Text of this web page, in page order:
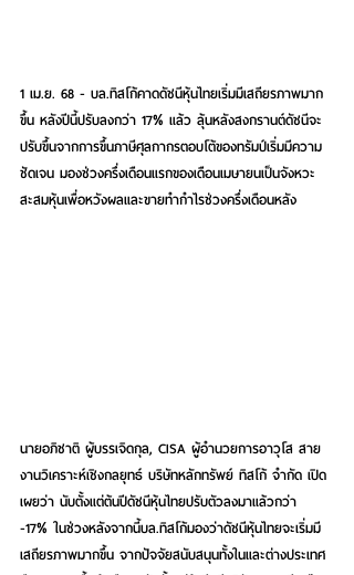
1 เม.ย. 68 - บล.ทิสโก้คาดดัชนีหุ้นไทยเริ่มมีเสถียรภาพมาก
ขึ้น หลังปีนี้ปรับลงกว่า 17% แล้ว ลุ้นหลังสงกรานต์ดัชนีจะ
ปรับขึ้นจากการขึ้นภาษีศุลกากรตอบโต้ของทรัมป์เริ่มมีความ
ชัดเจน มองช่วงครึ่งเดือนแรกของเดือนเมษายนเป็นจังหวะ
สะสมหุ้นเพื่อหวังผลและขายทำกำไรช่วงครึ่งเดือนหลัง
นายอภิชาติ ผู้บรรเจิดกุล, CISA ผู้อำนวยการอาวุโส สาย
งานวิเคราะห์เชิงกลยุทธ์ บริษัทหลักทรัพย์ ทิสโก้ จำกัด เปิด
เผยว่า นับตั้งแต่ต้นปีดัชนีหุ้นไทยปรับตัวลงมาแล้วกว่า
-17% ในช่วงหลังจากนี้บล.ทิสโก้มองว่าดัชนีหุ้นไทยจะเริ่มมี
เสถียรภาพมากขึ้น จากปัจจัยสนับสนุนทั้งในและต่างประเทศ